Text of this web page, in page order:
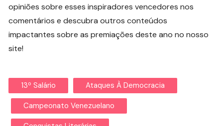
opiniões sobre esses inspiradores vencedores nos
comentários e descubra outros conteúdos
impactantes sobre as premiações deste ano no nosso
site!
13º Salário Ataques À Democracia
Campeonato Venezuelano